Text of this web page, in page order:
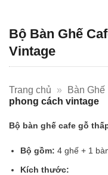
Bộ Bàn Ghế
Vintage
Trang chủ » Bàn Ghế
phong cách vintage
Bộ bàn ghế cafe gỗ
Bộ gồm: 4 ghế + 1
Kích thước: